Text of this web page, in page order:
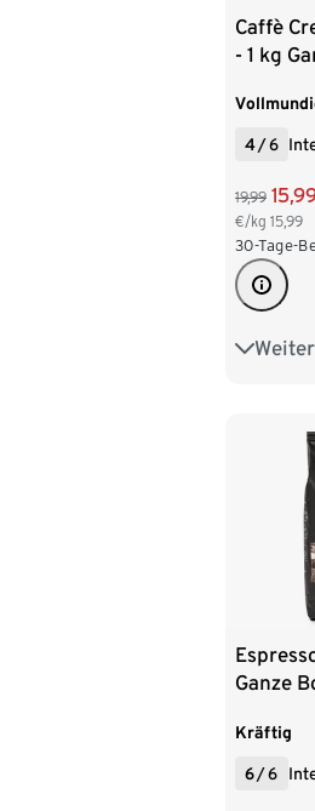
Caffè
- 1 kg
4/6
19,99
€/kg 15,99
30-Tage-
2 x 1 kg
6 x 1 kg
8 x 1 kg
Ganze
Kräftig
6/6